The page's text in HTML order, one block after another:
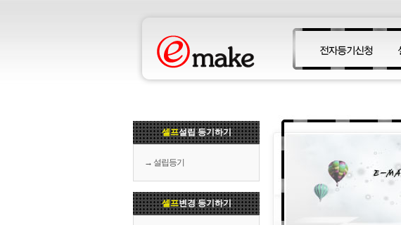
셀프설립 등기하기
→ 설립등기
셀프변경 등기하기